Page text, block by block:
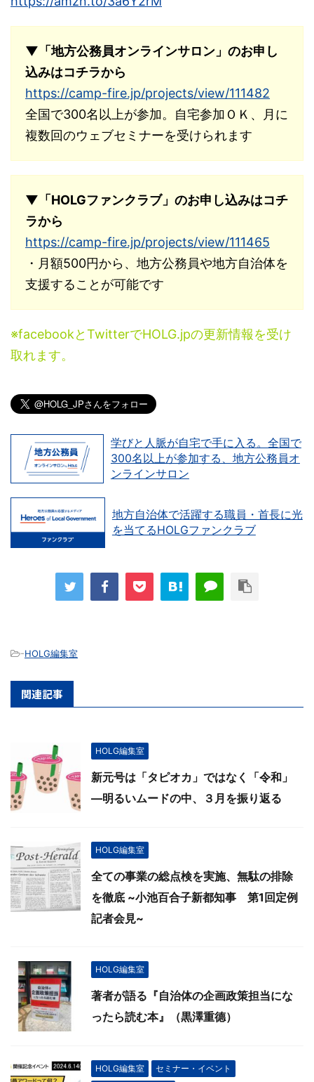
▼「地方公務員オンラインサロン」のお申し
込みはコチラから
https://camp-fire.jp/projects/view/111482
全国で300名以上が参加。自宅参加ＯＫ、月に
複数回のウェブセミナーを受けられます
▼「HOLGファンクラブ」のお申し込みはコチ
ラから
https://camp-fire.jp/projects/view/111465
・月額500円から、地方公務員や地方自治体を
支援することが可能です
※facebookとTwitterでHOLG.jpの更新情報を受け
取れます。
学びと人脈が自宅で手に入る。全国で
300名以上が参加する、地方公務員オ
ンラインサロン
地方自治体で活躍する職員・首長に光
を当てるHOLGファンクラブ
-HOLG編集室
関連記事
HOLG編集室
新元号は「タピオカ」ではなく「令和」
―明るいムードの中、３月を振り返る
HOLG編集室
全ての事業の総点検を実施、無駄の排除
を徹底 ~小池百合子新都知事 第1回定例
記者会見~
HOLG編集室
著者が語る『自治体の企画政策担当にな
ったら読む本』（黒澤重德）
HOLG編集室
セミナー・イベント